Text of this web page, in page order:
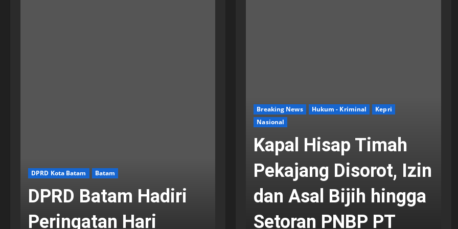
DPRD Kota Batam Batam
DPRD Batam Hadiri
Peringatan Hari
Breaking News Hukum - Kriminal
Kepri
Nasional
Kapal Hisap Timah
Pekajang Disorot, Izin
dan Asal Bijih hingga
Setoran PNBP PT